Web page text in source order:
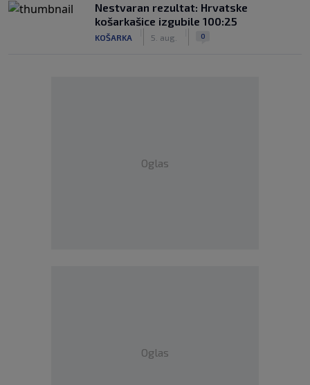
Nestvaran rezultat: Hrvatske
košarkašice izgubile 100:25
KOŠARKA 5. aug. 0
Oglas
Oglas